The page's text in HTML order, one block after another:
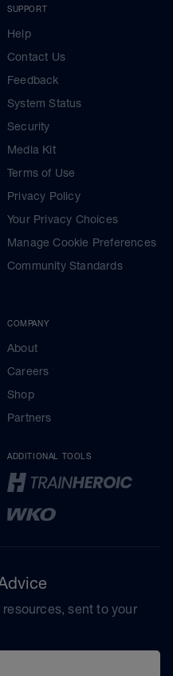
SUPPORT
Help
Contact Us
Feedback
System Status
Security
Media Kit
Terms of Use
Privacy Policy
Your Privacy Choices
Manage Cookie Preferences
Community Standards
COMPANY
About
Careers
Shop
Partners
ADDITIONAL TOOLS
sent to your